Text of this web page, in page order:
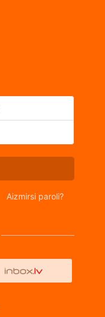
Aizmirsi paroli?